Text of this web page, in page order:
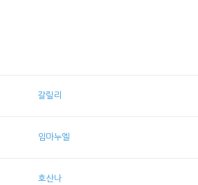
갈릴리
임마누엘
호산나